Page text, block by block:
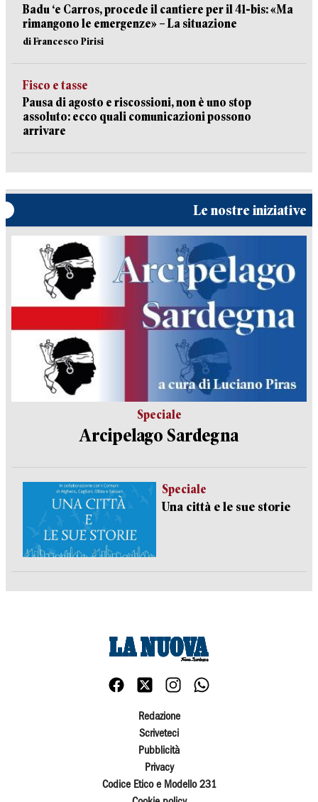
Badu ‘e Carros, procede il cantiere per il 41-bis: «Ma
rimangono le emergenze» – La situazione
di Francesco Pirisi
Fisco e tasse
Pausa di agosto e riscossioni, non è uno stop
assoluto: ecco quali comunicazioni possono
arrivare
Le nostre iniziative
Speciale
Arcipelago Sardegna
Speciale
Una città e le sue storie
Redazione
Scriveteci
Pubblicità
Privacy
Codice Etico e Modello 231